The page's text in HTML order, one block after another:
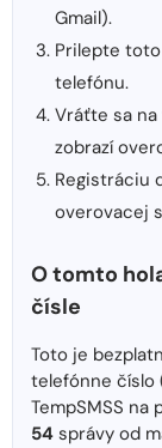
Gmail).
Prilepte
telefónu.
Vráťte sa
zobrazí
Registráciu
overovacej
O tomto
čísle
Toto je
telefónne číslo
TempSMSS na
54 správy od